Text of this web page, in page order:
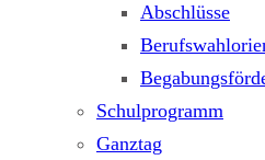
Abschlüsse
Schulprogramm
Ganztag